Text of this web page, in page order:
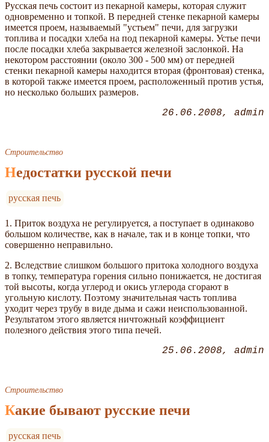
Русская печь состоит из пекарной камеры, которая служит
одновременно и топкой. В передней стенке пекарной камеры
имеется проем, называемый "устьем" печи, для загрузки
топлива и посадки хлеба на под пекарной камеры. Устье печи
после посадки хлеба закрывается железной заслонкой. На
некотором расстоянии (около 300 - 500 мм) от передней
стенки пекарной камеры находится вторая (фронтовая) стенка,
в которой также имеется проем, расположенный против устья,
но несколько больших размеров.
26.06.2008 admin
Строительство
Недостатки русской печи
русская печь
1. Приток воздуха не регулируется, а поступает в одинаково
большом количестве, как в начале, так и в конце топки, что
совершенно неправильно.
2. Вследствие слишком большого притока холодного воздуха
в топку, температура горения сильно понижается, не достигая
той высоты, когда углерод и окись углерода сгорают в
угольную кислоту. Поэтому значительная часть топлива
уходит через трубу в виде дыма и сажи неиспользованной.
Результатом этого является ничтожный коэффициент
полезного действия этого типа печей.
25.06.2008 admin
Строительство
Какие бывают русские печи
русская печь